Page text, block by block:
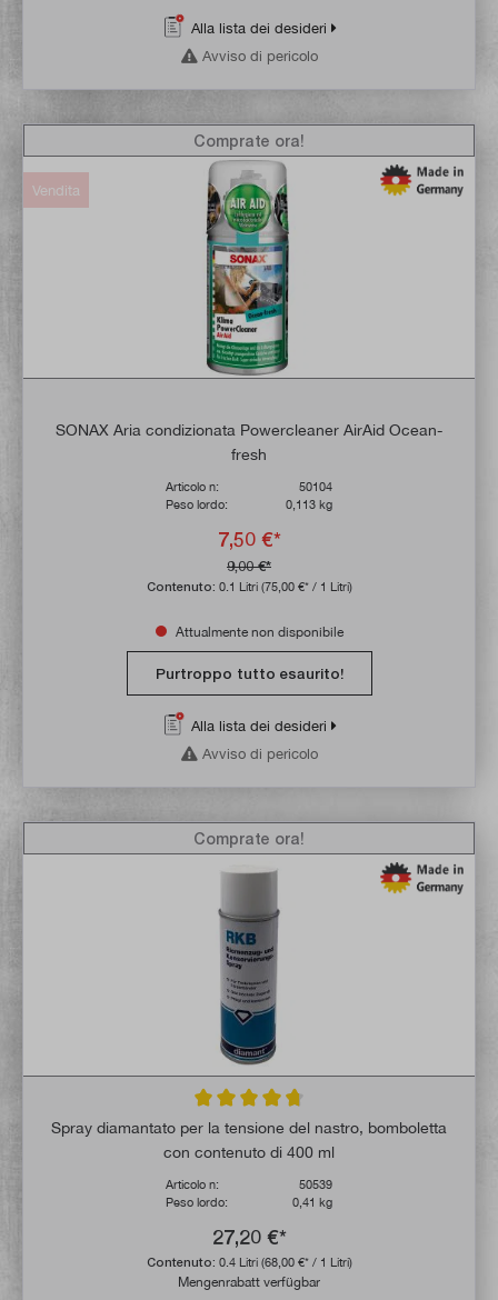
Alla lista dei desideri
Avviso di pericolo
Vendita
SONAX Aria condizionata Powercleaner AirAid Ocean-
fresh
Articolo n:
50104
Peso lordo:
0,113 kg
7,50 €*
9,00 €*
Contenuto: 0.1 Litri (75,00 €* / 1 Litri)
Comprate ora!
Attualmente non disponibile
Purtroppo tutto esaurito!
Alla lista dei desideri
Avviso di pericolo
Valutazione media di 4.7 su 5 stelle
Spray diamantato per la tensione del nastro, bomboletta
con contenuto di 400 ml
Articolo n:
50539
Peso lordo:
0,41 kg
27,20 €*
Contenuto: 0.4 Litri (68,00 €* / 1 Litri)
Mengenrabatt verfügbar
Comprate ora!